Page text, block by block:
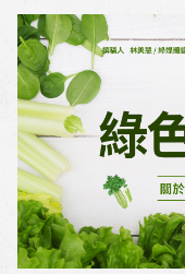
步，產生新的專業
挑戰、創造機會。
遲鈍，往往來自於
員工開始把這當作
適圈而非自我革新
有很多的企業裁員
仁的技能已經不匹配了。 圖. 「得人
成員 組織需要順暢營運，所以發展友善職場 得人訪
問過很多家已經
土企業、外商公司
部碳盤查檢測、員
建築規劃…等，期
進。然而，「永續
活方式，猶如減重
良好的生活習慣，
公關處從去年九月
動，希望以平易近
一步在現實中實踐
式，讓想像變成習慣。 永續起手式－初